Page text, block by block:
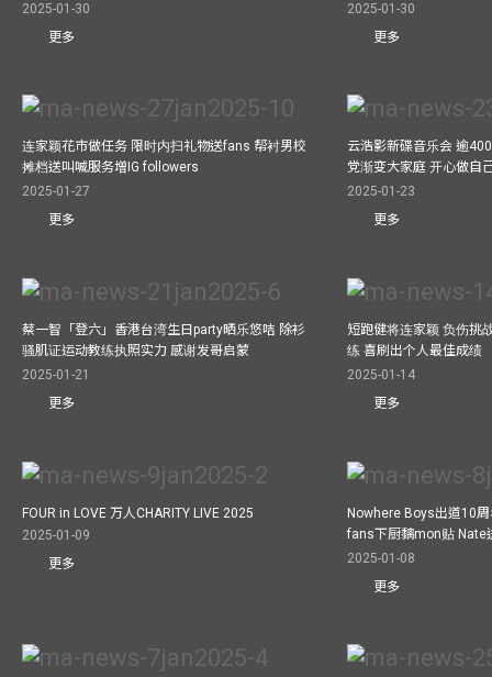
2025-01-30
更多
2025-01-30
更多
连家颖花市做任务 限时内扫礼物送fans 帮衬男校
摊档送叫喊服务增IG followers
2025-01-27
更多
云浩影新碟音乐会 逾
党渐变大家庭 开心做自
2025-01-23
更多
蔡一智「登六」香港台湾生日party晒乐悠咭 除衫
骚肌证运动教练执照实力 感谢发哥启蒙
2025-01-21
更多
短跑健将连家颖 负伤挑
练 喜刷出个人最佳成绩
2025-01-14
更多
FOUR in LOVE 万人CHARITY LIVE 2025
2025-01-09
更多
Nowhere Boys出道10
fans下厨黐mon贴 Nate
2025-01-08
更多